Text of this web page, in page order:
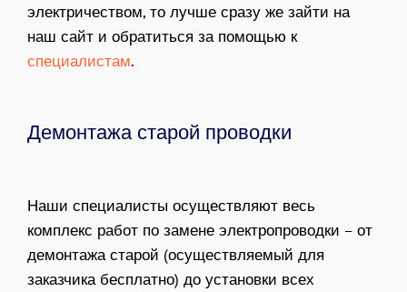
электричеством, то лучше сразу же зайти на
наш сайт и обратиться за помощью к
специалистам.
Демонтажа старой проводки
Наши специалисты осуществляют весь
комплекс работ по замене электропроводки – от
демонтажа старой (осуществляемый для
заказчика бесплатно) до установки всех